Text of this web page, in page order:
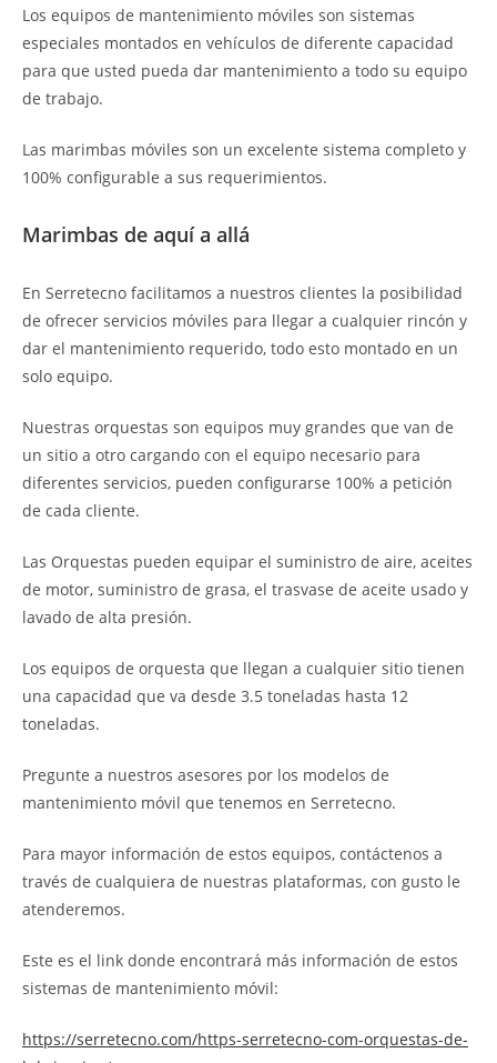
Los equipos de mantenimiento móviles son sistemas
especiales montados en vehículos de diferente capacidad
para que usted pueda dar mantenimiento a todo su equipo
de trabajo.
Las marimbas móviles son un excelente sistema completo y
100% configurable a sus requerimientos.
Marimbas de aquí a allá
En Serretecno facilitamos a nuestros clientes la posibilidad
de ofrecer servicios móviles para llegar a cualquier rincón y
dar el mantenimiento requerido, todo esto montado en un
solo equipo.
Nuestras orquestas son equipos muy grandes que van de
un sitio a otro cargando con el equipo necesario para
diferentes servicios, pueden configurarse 100% a petición
de cada cliente.
Las Orquestas pueden equipar el suministro de aire, aceites
de motor, suministro de grasa, el trasvase de aceite usado y
lavado de alta presión.
Los equipos de orquesta que llegan a cualquier sitio tienen
una capacidad que va desde 3.5 toneladas hasta 12
toneladas.
Pregunte a nuestros asesores por los modelos de
mantenimiento móvil que tenemos en Serretecno.
Para mayor información de estos equipos, contáctenos a
través de cualquiera de nuestras plataformas, con gusto le
atenderemos.
Este es el link donde encontrará más información de estos
sistemas de mantenimiento móvil:
https://serretecno.com/https-serretecno-com-orquestas-de-